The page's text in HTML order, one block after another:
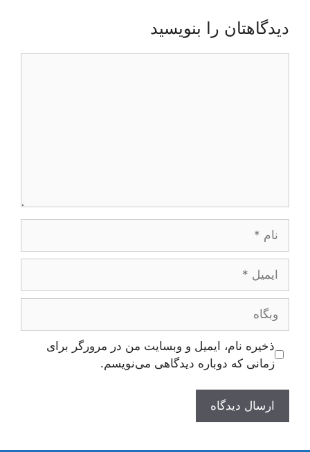
دیدگاهتان را بنویسید
وبگاه
ذخیره نام، ایمیل و وبسایت من در مرورگر برای
زمانی که دوباره دیدگاهی می‌نویسم.